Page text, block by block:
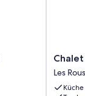
Chalet
mit
Les
Les
Küche